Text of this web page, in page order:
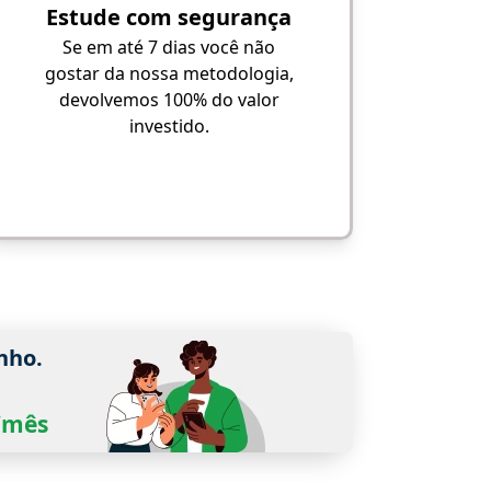
Estude com segurança
Se em até 7 dias você não
gostar da nossa metodologia,
devolvemos 100% do valor
investido.